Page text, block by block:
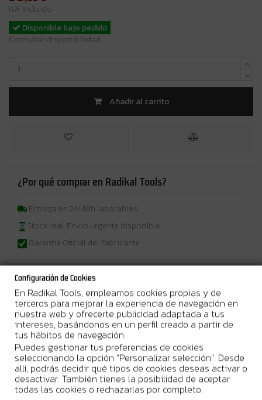
IVA incluido
Disponible bajo pedido
Consultar disponibilidad
Añadir al carrito
¿Por qué comprar en Radikal Tools?
Entrega en 24/48h laborables
Stock real. Envío urgente disponible
Garantia Oficial del Fabricante
Más Información
La manguera de goma de 20 metros con un diámetro interior de
6mm y exterior de 12mm es un producto diseñado para ofrecer
una solución eficiente y duradera en aplicaciones neumáticas.
Fabricada con materiales de alta calidad, esta manguera cuenta
con un enchufe rápido universal, lo que facilita su conexión con
una variedad de herramientas y sistemas neumáticos sin
necesidad de herramientas adicionales.
Configuración de Cookies
En Radikal Tools, empleamos cookies propias y de
terceros para mejorar la experiencia de navegación en
nuestra web y ofrecerte publicidad adaptada a tus
intereses, basándonos en un perfil creado a partir de
tus hábitos de navegación.
Puedes gestionar tus preferencias de cookies
seleccionando la opción "Personalizar selección". Desde
allí, podrás decidir qué tipos de cookies deseas activar o
desactivar. También tienes la posibilidad de aceptar
todas las cookies o rechazarlas por completo.